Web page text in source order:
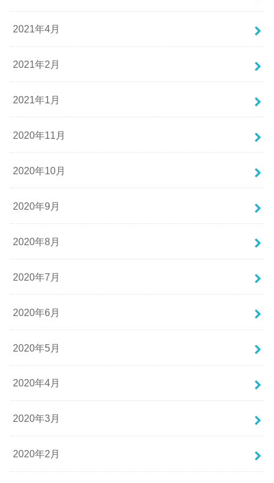
2021年4月
2021年2月
2021年1月
2020年11月
2020年10月
2020年9月
2020年8月
2020年7月
2020年6月
2020年5月
2020年4月
2020年3月
2020年2月